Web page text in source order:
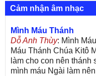
Cảm nhận âm nhạc
Mình Máu Thánh
Dỗ Anh Thùy: Mình
Máu Thánh Chúa Kitô
làm cho con nên thánh
mình máu Ngài làm